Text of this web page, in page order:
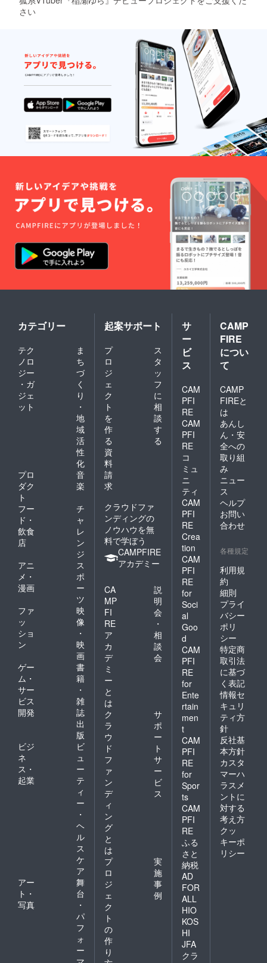
さい
カテゴリー
テク
ノロ
ジー
・ガ
ジェ
ット
ま
ち
づ
く
り
・
地
域
活
性
化
プロ
ダク
ト
音
楽
フー
ド・
飲食
店
チ
ャ
レ
ン
ジ
アニ
メ・
漫画
ス
ポ
ー
ツ
ファ
ッ
ショ
ン
映
像
・
映
画
ゲー
ム・
サー
ビス
開発
書
籍
・
雑
誌
出
版
ビジ
ネ
ス・
起業
ビ
ュ
ー
テ
ィ
ー
・
ヘ
ル
ス
ケ
ア
アー
ト・
写真
舞
台
・
パ
フ
ォ
ー
起案サポート
プ
ロ
ジ
ェ
ク
ト
を
作
る
ス
タ
ッ
フ
に
相
談
す
る
資
料
請
求
クラウドファ
ンディングの
ノウハウを無
料で学ぼう
CAMPFIRE
アカデミー
CA
MP
FI
RE
ア
カ
デ
ミ
ー
と
は
説
明
会
・
相
談
会
ク
ラ
ウ
ド
フ
ァ
ン
デ
ィ
ン
グ
と
は
サ
ポ
ー
ト
サ
ー
ビ
ス
プ
ロ
ジ
ェ
ク
ト
の
作
り
実
施
事
例
サ
ー
ビ
ス
CAM
PFI
RE
CAM
PFI
RE
コ
ミュ
ニ
ティ
CAM
PFI
RE
Crea
tion
CAM
PFI
RE
for
Soci
al
Goo
d
CAM
PFI
RE
for
Ente
rtain
men
t
CAM
PFI
RE
for
Spor
ts
CAM
PFI
RE
ふる
さと
納税
AD
FOR
ALL
HIO
KOS
HI
JFA
クラ
CAMP
FIRE
につい
て
CAMP
FIREと
は
あんし
ん・安
全への
取り組
み
ニュー
ス
ヘルプ
お問い
合わせ
各種規定
利用規
約
細則
プライ
バシー
ポリ
シー
特定商
取引法
に基づ
く表記
情報セ
キュリ
ティ方
針
反社基
本方針
カスタ
マーハ
ラスメ
ントに
対する
考え方
クッ
キーポ
リシー